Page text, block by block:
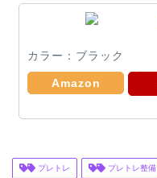
カラー：ブラック
Amazon
プレトレ プレトレ整備